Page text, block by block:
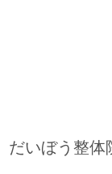
だいぼう整